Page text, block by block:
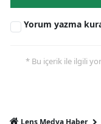
Yorum yazma
* Bu içerik ile ilgili